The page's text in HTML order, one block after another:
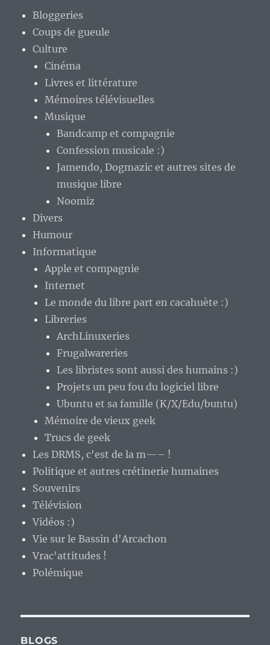
Bloggeries
Coups de gueule
Culture
Cinéma
Livres et littérature
Mémoires télévisuelles
Musique
Bandcamp et compagnie
Confession musicale :)
Jamendo, Dogmazic et autres sites de
musique libre
Noomiz
Divers
Humour
Informatique
Apple et compagnie
Internet
Le monde du libre part en cacahuète :)
Libreries
ArchLinuxeries
Frugalwareries
Les libristes sont aussi des humains :)
Projets un peu fou du logiciel libre
Ubuntu et sa famille (K/X/Edu/buntu)
Mémoire de vieux geek
Trucs de geek
Les DRMS, c'est de la m—– !
Politique et autres crétinerie humaines
Souvenirs
Télévision
Vidéos :)
Vie sur le Bassin d'Arcachon
Vrac'attitudes !
Polémique
BLOGS